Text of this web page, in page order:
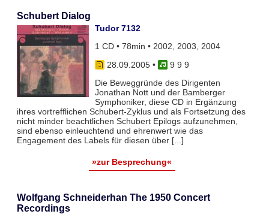
Schubert Dialog
Tudor 7132
1 CD • 78min • 2002, 2003, 2004
28.09.2005•
9 9 9
Die Beweggründe des Dirigenten
Jonathan Nott und der Bamberger
Symphoniker, diese CD in Ergänzung
ihres vortrefflichen Schubert-Zyklus und als Fortsetzung des
nicht minder beachtlichen Schubert Epilogs aufzunehmen,
sind ebenso einleuchtend und ehrenwert wie das
Engagement des Labels für diesen über [...]
»zur Besprechung«
Wolfgang Schneiderhan The 1950 Concert
Recordings